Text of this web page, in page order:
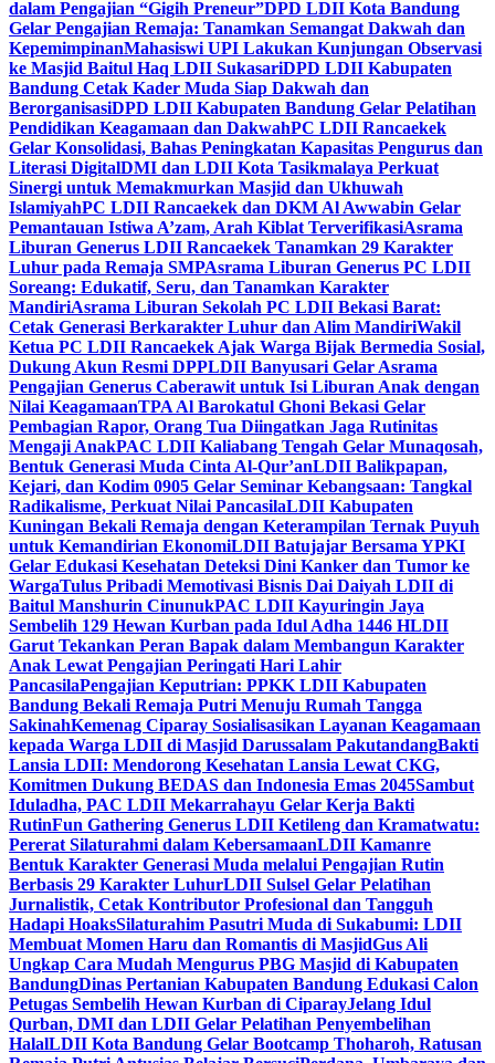
dalam Pengajian “Gigih Preneur”DPD LDII Kota Bandung
Gelar Pengajian Remaja: Tanamkan Semangat Dakwah dan
KepemimpinanMahasiswi UPI Lakukan Kunjungan Observasi
ke Masjid Baitul Haq LDII SukasariDPD LDII Kabupaten
Bandung Cetak Kader Muda Siap Dakwah dan
BerorganisasiDPD LDII Kabupaten Bandung Gelar Pelatihan
Pendidikan Keagamaan dan DakwahPC LDII Rancaekek
Gelar Konsolidasi, Bahas Peningkatan Kapasitas Pengurus dan
Literasi DigitalDMI dan LDII Kota Tasikmalaya Perkuat
Sinergi untuk Memakmurkan Masjid dan Ukhuwah
IslamiyahPC LDII Rancaekek dan DKM Al Awwabin Gelar
Pemantauan Istiwa A’zam, Arah Kiblat TerverifikasiAsrama
Liburan Generus LDII Rancaekek Tanamkan 29 Karakter
Luhur pada Remaja SMPAsrama Liburan Generus PC LDII
Soreang: Edukatif, Seru, dan Tanamkan Karakter
MandiriAsrama Liburan Sekolah PC LDII Bekasi Barat:
Cetak Generasi Berkarakter Luhur dan Alim MandiriWakil
Ketua PC LDII Rancaekek Ajak Warga Bijak Bermedia Sosial,
Dukung Akun Resmi DPPLDII Banyusari Gelar Asrama
Pengajian Generus Caberawit untuk Isi Liburan Anak dengan
Nilai KeagamaanTPA Al Barokatul Ghoni Bekasi Gelar
Pembagian Rapor, Orang Tua Diingatkan Jaga Rutinitas
Mengaji AnakPAC LDII Kaliabang Tengah Gelar Munaqosah,
Bentuk Generasi Muda Cinta Al-Qur’anLDII Balikpapan,
Kejari, dan Kodim 0905 Gelar Seminar Kebangsaan: Tangkal
Radikalisme, Perkuat Nilai PancasilaLDII Kabupaten
Kuningan Bekali Remaja dengan Keterampilan Ternak Puyuh
untuk Kemandirian EkonomiLDII Batujajar Bersama YPKI
Gelar Edukasi Kesehatan Deteksi Dini Kanker dan Tumor ke
WargaTulus Pribadi Memotivasi Bisnis Dai Daiyah LDII di
Baitul Manshurin CinunukPAC LDII Kayuringin Jaya
Sembelih 129 Hewan Kurban pada Idul Adha 1446 HLDII
Garut Tekankan Peran Bapak dalam Membangun Karakter
Anak Lewat Pengajian Peringati Hari Lahir
PancasilaPengajian Keputrian: PPKK LDII Kabupaten
Bandung Bekali Remaja Putri Menuju Rumah Tangga
SakinahKemenag Ciparay Sosialisasikan Layanan Keagamaan
kepada Warga LDII di Masjid Darussalam PakutandangBakti
Lansia LDII: Mendorong Kesehatan Lansia Lewat CKG,
Komitmen Dukung BEDAS dan Indonesia Emas 2045Sambut
Iduladha, PAC LDII Mekarrahayu Gelar Kerja Bakti
RutinFun Gathering Generus LDII Ketileng dan Kramatwatu:
Pererat Silaturahmi dalam KebersamaanLDII Kamanre
Bentuk Karakter Generasi Muda melalui Pengajian Rutin
Berbasis 29 Karakter LuhurLDII Sulsel Gelar Pelatihan
Jurnalistik, Cetak Kontributor Profesional dan Tangguh
Hadapi HoaksSilaturahim Pasutri Muda di Sukabumi: LDII
Membuat Momen Haru dan Romantis di MasjidGus Ali
Ungkap Cara Mudah Mengurus PBG Masjid di Kabupaten
BandungDinas Pertanian Kabupaten Bandung Edukasi Calon
Petugas Sembelih Hewan Kurban di CiparayJelang Idul
Qurban, DMI dan LDII Gelar Pelatihan Penyembelihan
HalalLDII Kota Bandung Gelar Bootcamp Thoharoh, Ratusan